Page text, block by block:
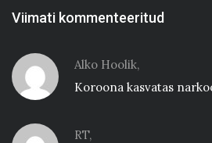
Viimati kommenteeritud
Alko Hoolik,
Koroona kasvatas
RT,